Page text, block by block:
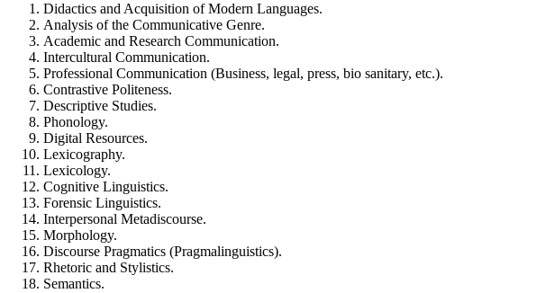
Didactics and Acquisition of Modern Languages.
Analysis of the Communicative Genre.
Academic and Research Communication.
Intercultural Communication.
Professional Communication (Business, legal, press, bio sanitary, etc.).
Contrastive Politeness.
Descriptive Studies.
Phonology.
Digital Resources.
Lexicography.
Lexicology.
Cognitive Linguistics.
Forensic Linguistics.
Interpersonal Metadiscourse.
Morphology.
Discourse Pragmatics (Pragmalinguistics).
Rhetoric and Stylistics.
Semantics.